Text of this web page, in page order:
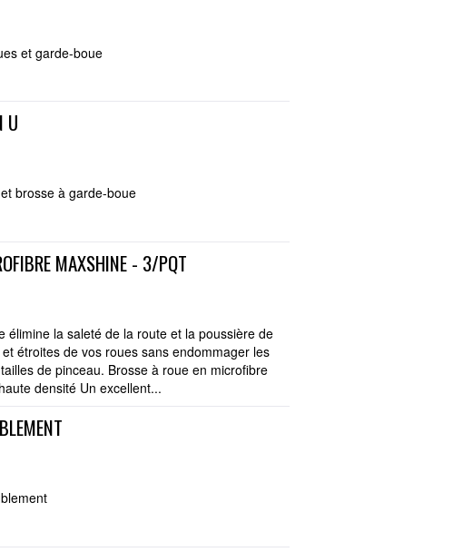
et garde-boue
U
brosse à garde-boue
MAXSHINE - 3/PQT
élimine la saleté de la route et la poussière de
étroites de vos roues sans endommager les
de pinceau. Brosse à roue en microfibre
densité Un excellent...